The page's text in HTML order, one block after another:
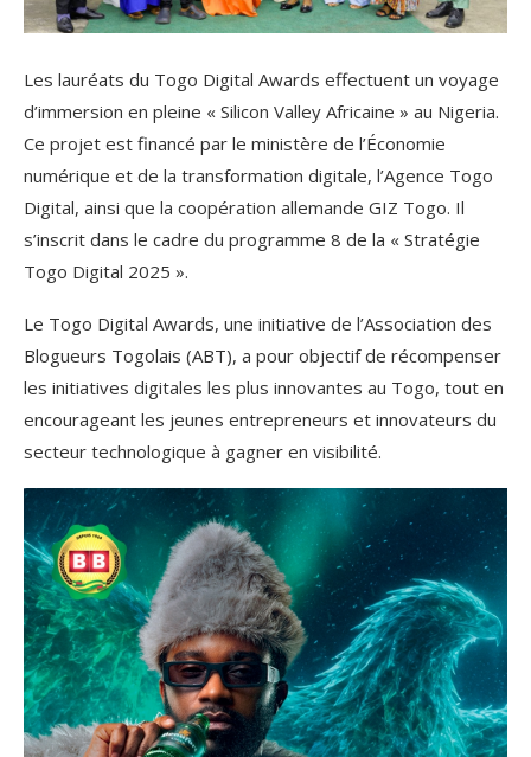
Les lauréats du Togo Digital Awards effectuent un voyage
d’immersion en pleine « Silicon Valley Africaine » au Nigeria.
Ce projet est financé par le ministère de l’Économie
numérique et de la transformation digitale, l’Agence Togo
Digital, ainsi que la coopération allemande GIZ Togo. Il
s’inscrit dans le cadre du programme 8 de la « Stratégie
Togo Digital 2025 ».
Le Togo Digital Awards, une initiative de l’Association des
Blogueurs Togolais (ABT), a pour objectif de récompenser
les initiatives digitales les plus innovantes au Togo, tout en
encourageant les jeunes entrepreneurs et innovateurs du
secteur technologique à gagner en visibilité.